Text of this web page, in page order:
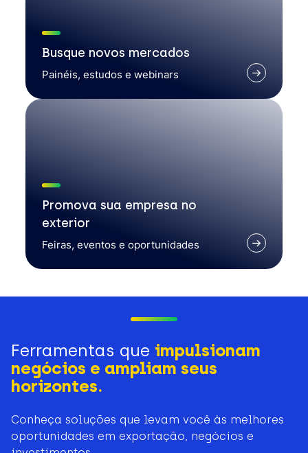
Busque novos mercados
Painéis, estudos e webinars
Promova sua empresa no
exterior
Feiras, eventos e oportunidades
Ferramentas que impulsionam
negócios e ampliam seus
horizontes.
Conheça soluções que levam você às melhores
oportunidades em exportação, negócios e